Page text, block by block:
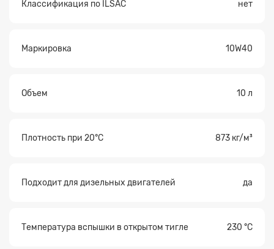
Классификация по ILSAC нет
Маркировка 10W40
Объем 10 л
Плотность при 20°С 873 кг/м³
Подходит для дизельных двигателей да
Температура вспышки в открытом тигле 230 °С